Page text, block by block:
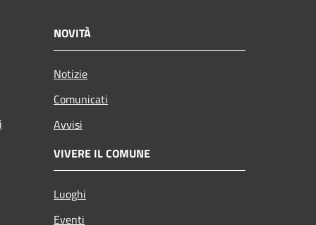
NOVITÀ
Notizie
Comunicati
Avvisi
VIVERE IL COMUNE
Luoghi
Eventi